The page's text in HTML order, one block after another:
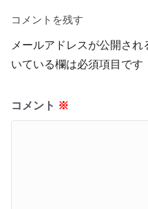
コメントを残す
メールアドレスが公開され
いている欄は必須項目です
コメント ※